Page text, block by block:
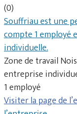
(0)
Souffriau est une
compte 1 employé
individuelle.
Zone de travail
entreprise
1 employé
Visiter la page de